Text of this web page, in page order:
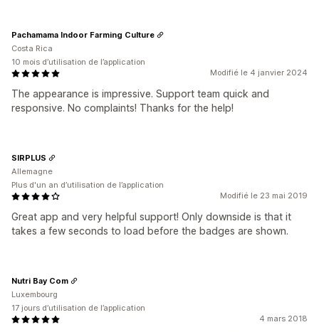
Modifié le 4 janvier 2024
The appearance is impressive. Support team quick and
responsive. No complaints! Thanks for the help!
Pachamama Indoor Farming Culture
Costa Rica
10 mois d’utilisation de l’application
Modifié le 23 mai 2019
Great app and very helpful support! Only downside is that it
takes a few seconds to load before the badges are shown.
SIRPLUS
Allemagne
Plus d'un an d’utilisation de l’application
4 mars 2018
Nutri Bay Com
Luxembourg
17 jours d’utilisation de l’application